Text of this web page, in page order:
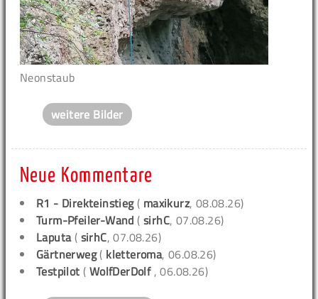
Neonstaub
weitere Bilder
Neue Kommentare
R1 - Direkteinstieg( maxikurz, 08.08.26)
Turm-Pfeiler-Wand (sirhC, 07.08.26)
Laputa( sirhC, 07.08.26)
Gärtnerweg( kletteroma, 06.08.26)
Testpilot ( WolfDerDolf , 06.08.26)